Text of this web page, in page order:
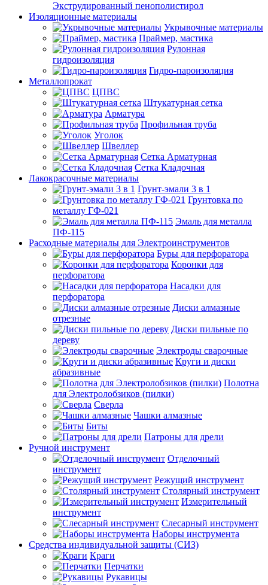
Экструдированный пенополистирол
Изоляционные материалы
Укрывочные материалы
Праймер, мастика
Рулонная
гидроизоляция
Гидро-пароизоляция
Металлопрокат
ЦПВС
Штукатурная сетка
Арматура
Профильная труба
Уголок
Швеллер
Сетка Арматурная
Сетка Кладочная
Лакокрасочные материалы
Грунт-эмали 3 в 1
Грунтовка по
металлу ГФ-021
Эмаль для металла
ПФ-115
Расходные материалы для Электроинструментов
Буры для перфоратора
Коронки для
перфоратора
Насадки для
перфоратора
Диски алмазные
отрезные
Диски пильные по
дереву
Электроды сварочные
Круги и диски
абразивные
Полотна
для Электролобзиков (пилки)
Сверла
Чашки алмазные
Биты
Патроны для дрели
Ручной инструмент
Отделочный
инструмент
Режущий инструмент
Столярный инструмент
Измерительный
инструмент
Слесарный инструмент
Наборы инструмента
Средства индивидуальной защиты (СИЗ)
Краги
Перчатки
Рукавицы